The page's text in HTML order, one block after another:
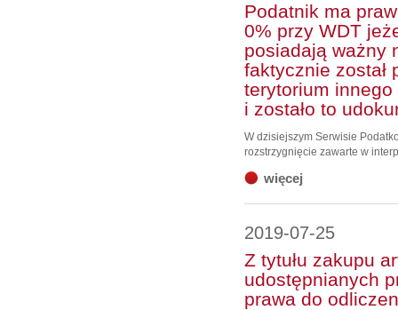
Podatnik ma
0% przy WDT
posiadają ważny
faktycznie został
terytorium innego
i zostało to
W dzisiejszym Serwisie
rozstrzygnięcie zawarte w
więcej
2019-07-25
Z tytułu zakupu
udostępnianych
prawa do